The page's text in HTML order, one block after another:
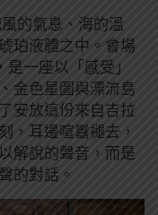
的氣息、海的溫
珀液體之中。會場
一座以「感受」
金色星圖與漂流島
安放這份來自吉拉
，耳邊喧囂褪去，
解說的聲音，而是
的對話。